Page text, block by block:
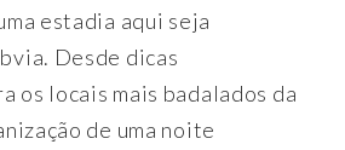
estadia aqui seja
Desde dicas
os locais mais badalados da
de uma noite